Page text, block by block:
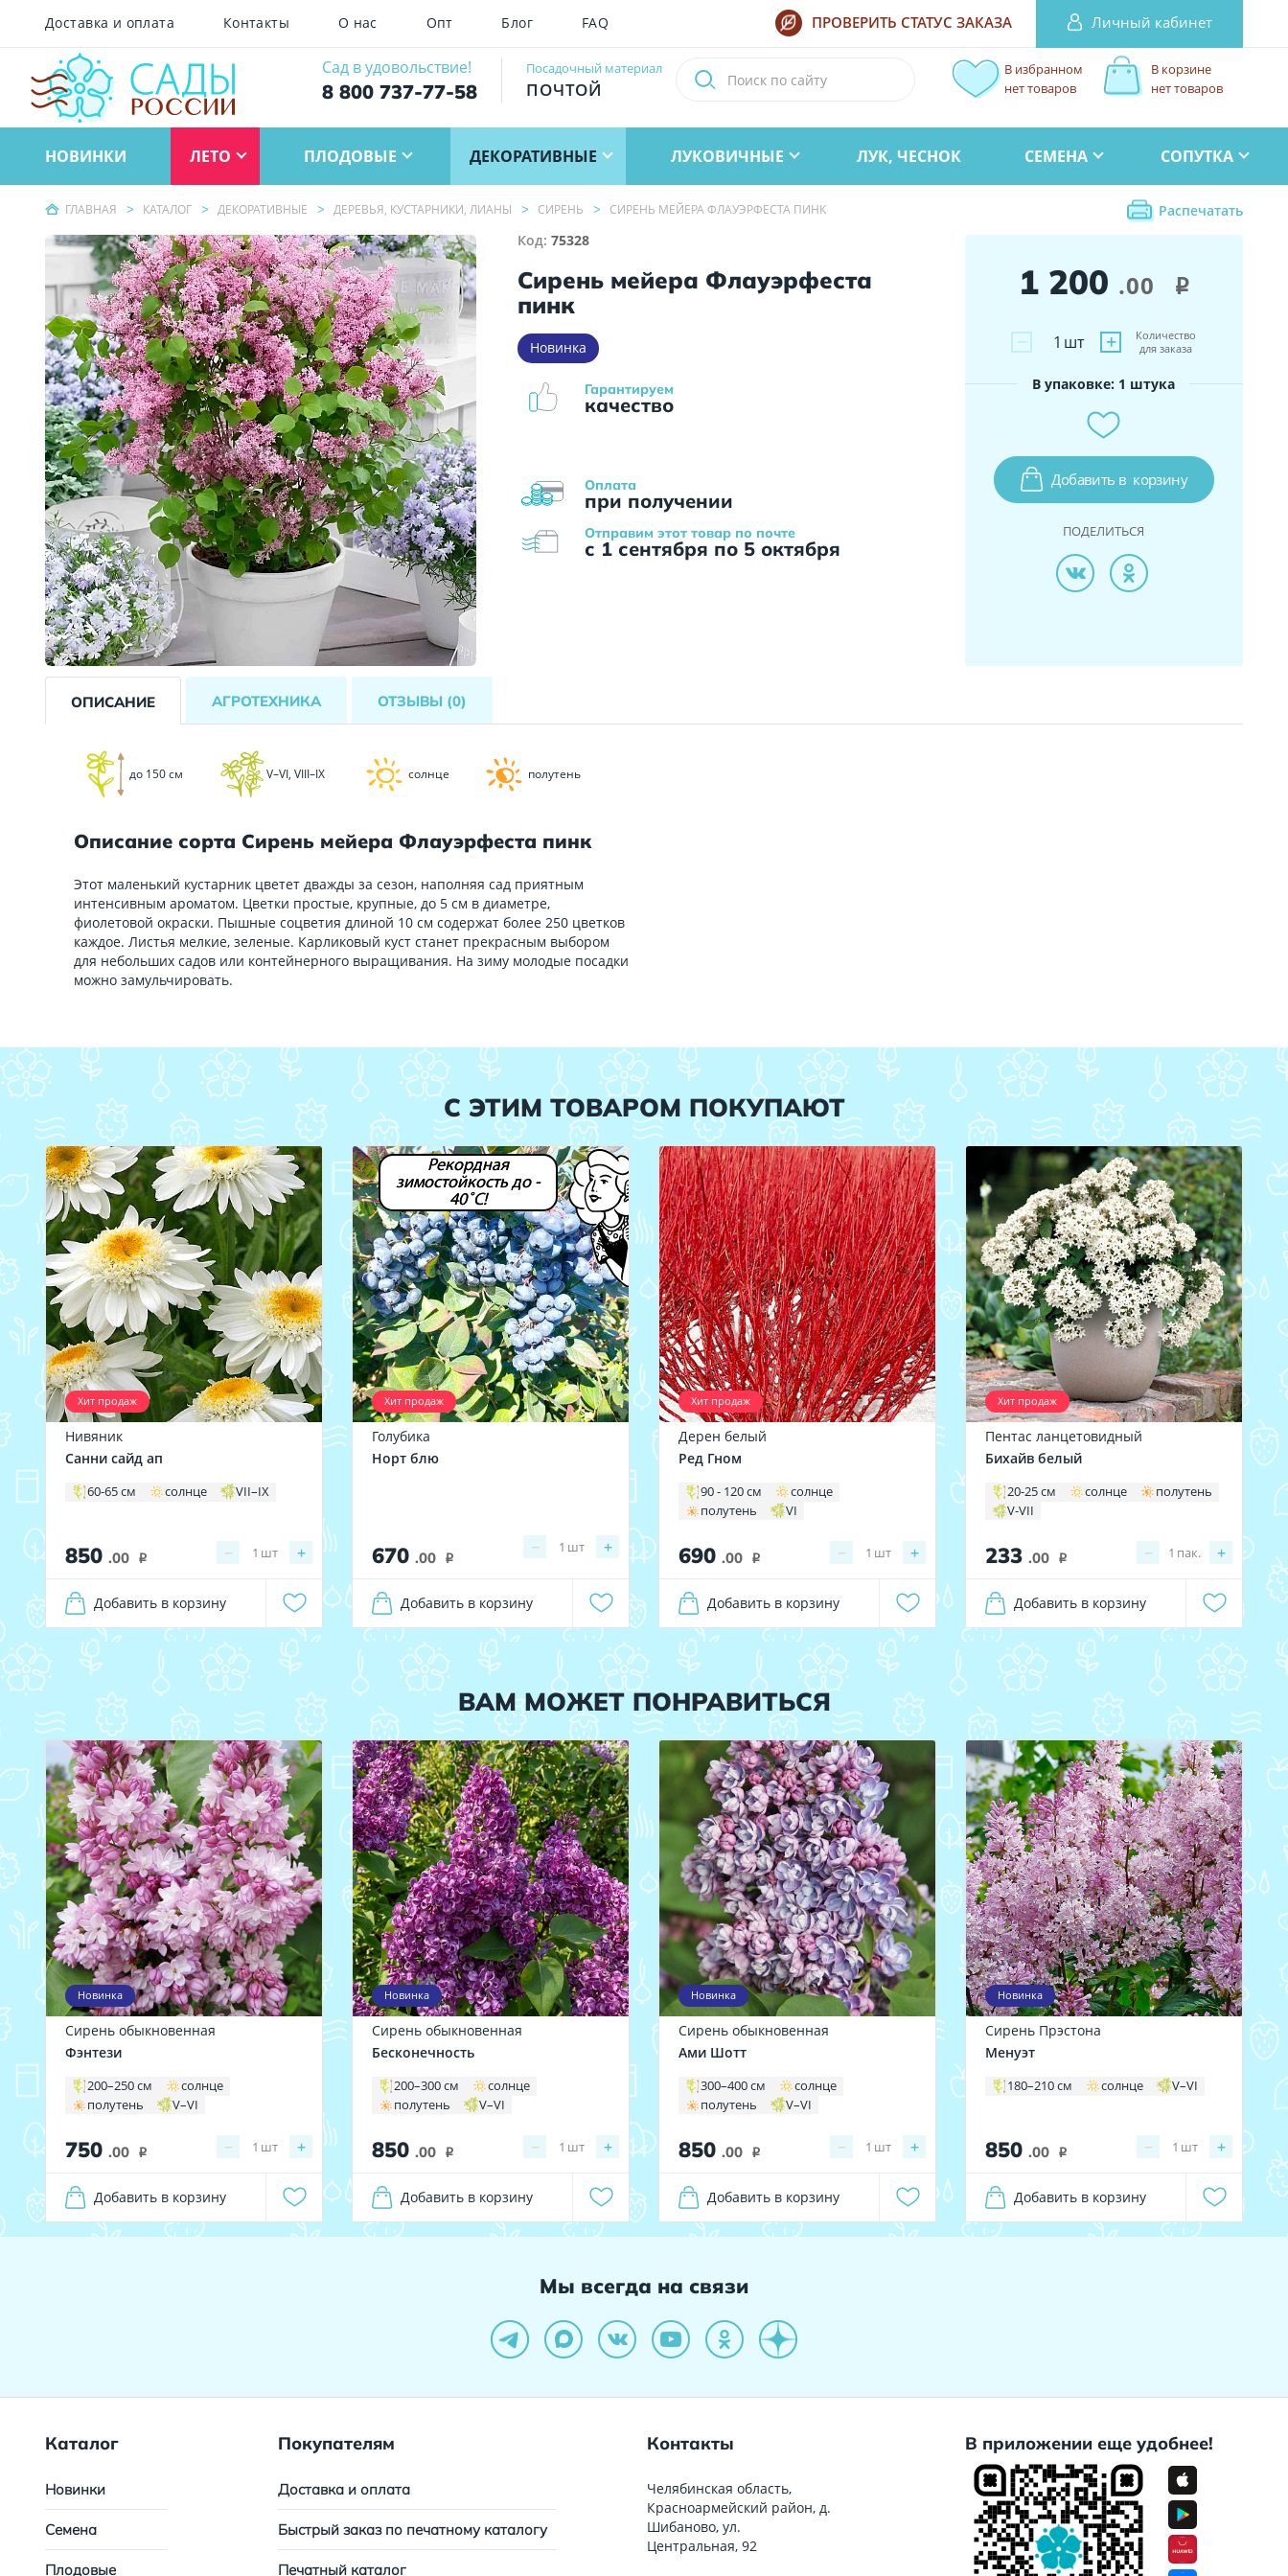
Доставка и оплата Контакты О нас Опт Блог FAQ ПРОВЕРИТЬ СТАТУС ЗАКАЗА Личный кабинет
Сад в удовольствие!
8 800 737-77-58
Посадочный материал
ПОЧТОЙ
В корзине
нет товаров
В избранном
нет товаров
НОВИНКИ ЛЕТО ПЛОДОВЫЕ ДЕКОРАТИВНЫЕ ЛУКОВИЧНЫЕ ЛУК, ЧЕСНОК СЕМЕНА СОПУТКА
ГЛАВНАЯ КАТАЛОГ ДЕКОРАТИВНЫЕ ДЕРЕВЬЯ, КУСТАРНИКИ, ЛИАНЫ СИРЕНЬ СИРЕНЬ МЕЙЕРА ФЛАУЭРФЕСТА ПИНК
Распечатать
Код:75328
Сирень мейера Флауэрфеста
пинк
Новинка
Оплата
при получении
Гарантируем
качество
Отправим этот товар по почте
с 1 сентября по 5 октября
1 200 .00 i
− +
1 шт
Количество
для заказа
В упаковке: 1 штука
Добавить в корзину
ПОДЕЛИТЬСЯ
ОПИСАНИЕ АГРОТЕХНИКА ОТЗЫВЫ (0)
до 150 см V–VI, VIII–IX солнце полутень
Описание сорта Сирень мейера Флауэрфеста пинк
Этот маленький кустарник цветет дважды за сезон, наполняя сад приятным
интенсивным ароматом. Цветки простые, крупные, до 5 см в диаметре,
фиолетовой окраски. Пышные соцветия длиной 10 см содержат более 250 цветков
каждое. Листья мелкие, зеленые. Карликовый куст станет прекрасным выбором
для небольших садов или контейнерного выращивания. На зиму молодые посадки
можно замульчировать.
С ЭТИМ ТОВАРОМ ПОКУПАЮТ
Хит продаж
Нивяник
Санни сайд ап
60-65 см солнце VII–IX
850 .00 i − +
1 шт
Добавить в корзину
Рекордная
зимостойкость до -
40˚С!
Хит продаж
Голубика
Норт блю
670 .00 i
− +
1 шт
Добавить в корзину
Хит продаж
Дерен белый
Ред Гном
90 - 120 см
солнце
полутень
VI
690 .00 i − +
1 шт
Добавить в корзину
Хит продаж
Пентас ланцетовидный
Бихайв белый
20-25 см солнце
полутень
V-VII
233 .00 i − +
1 пак.
Добавить в корзину
ВАМ МОЖЕТ ПОНРАВИТЬСЯ
Новинка
Сирень обыкновенная
Фэнтези
200–250 см
солнце
полутень
V–VI
750 .00 i − +
1 шт
Добавить в корзину
Новинка
Сирень обыкновенная
Бесконечность
200–300 см
солнце
полутень
V–VI
850 .00 i − +
1 шт
Добавить в корзину
Новинка
Сирень обыкновенная
Ами Шотт
300–400 см
солнце
полутень
V–VI
850 .00 i − +
1 шт
Добавить в корзину
Новинка
Сирень Прэстона
Менуэт
180–210 см солнце V–VI
850 .00 i − +
1 шт
Добавить в корзину
Мы всегда на связи
Каталог
Новинки
Семена
Плодовые
Покупателям
Доставка и оплата
Быстрый заказ по печатному каталогу
Печатный каталог
Контакты
Челябинская область,
Красноармейский район, д.
Шибаново, ул.
Центральная, 92
В приложении еще удобнее!